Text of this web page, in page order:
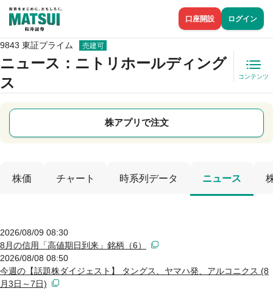
口座開設 ログイン
9843 東証プライム 売建可
ニュース ：ニトリホールディング
ス
コンテンツ
株アプリで注文
株価 チャート 時系列データ ニュース
2026/08/09 08:30
8月の信用「高値期日到来」銘柄（6）
2026/08/08 08:50
今週の【話題株ダイジェスト】 タングス、ヤマハ発、アルコニクス (8
月3日～7日)